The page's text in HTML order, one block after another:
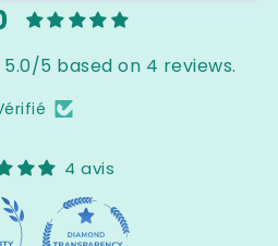
5 based on 4 reviews.
4 avis